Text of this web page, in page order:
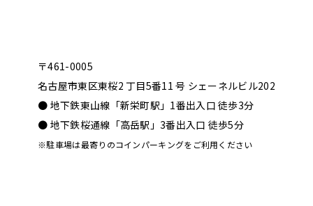
〒461-0005
名古屋市東区東桜2 丁目5番11 号 シェーネルビル202
● 地下鉄東山線「新栄町駅」1番出入口 徒歩3分
● 地下鉄桜通線「高岳駅」3番出入口 徒歩5分
※駐車場は最寄りのコインパーキングをご利用ください